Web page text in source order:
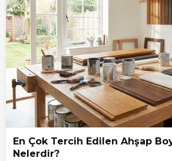
En Çok Tercih Edilen Ahşap
Nelerdir?